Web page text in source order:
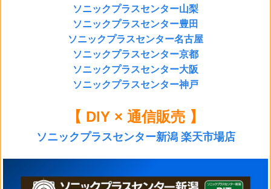
ソニックプラスセンター山梨
ソニックプラスセンター豊田
ソニックプラスセンター名古屋
ソニックプラスセンター京都
ソニックプラスセンター大阪
ソニックプラスセンター神戸
【 DIY × 通信販売 】
ソニックプラスセンター新潟 楽天市場店